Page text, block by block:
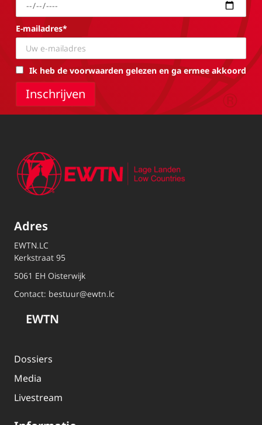
E-mailadres*
Ik heb de voorwaarden gelezen en ga ermee akkoord
Adres
EWTN.LC
Kerkstraat 95
5061 EH Oisterwijk
Contact: bestuur@ewtn.lc
EWTN
Dossiers
Media
Livestream